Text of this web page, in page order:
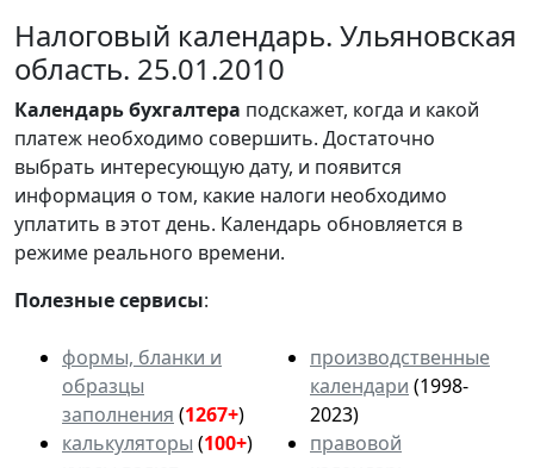
Налоговый календарь. Ульяновская
область. 25.01.2010
Календарьбухгалтера подскажет, когда и какой
платеж необходимо совершить. Достаточно
выбрать интересующую дату, и появится
информация о том, какие налоги необходимо
уплатить в этот день. Календарь обновляется в
режиме реального времени.
Полезные сервисы:
формы, бланки и
образцы
заполнения (1267+)
калькуляторы (100+)
производственные
календари (1998-
2023)
правовой